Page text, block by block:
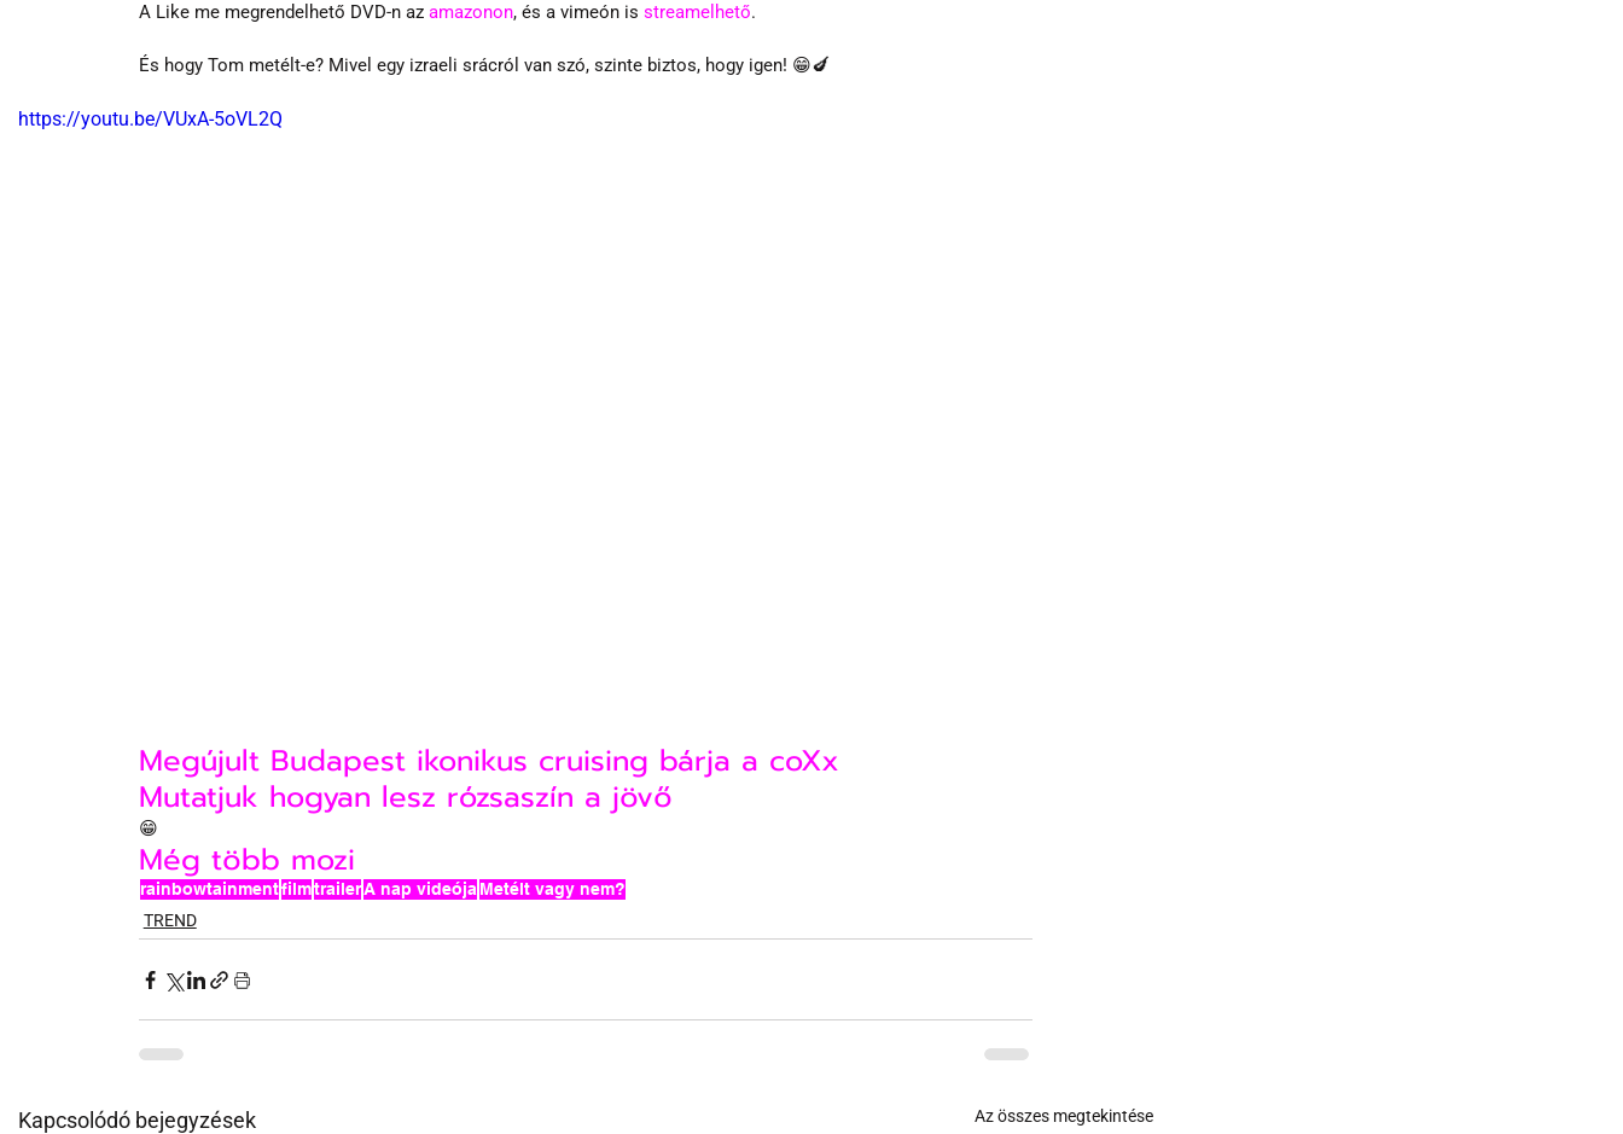
A Like me megrendelhető DVD-n az amazonon, és a vimeón is streamelhető.
És hogy Tom metélt-e? Mivel egy izraeli srácról van szó, szinte biztos, hogy igen! 😁🍆
https://youtu.be/VUxA-5oVL2Q
Megújult Budapest ikonikus cruising bárja a coXx
Mutatjuk hogyan lesz rózsaszín a jövő
😁
Még több mozi
rainbowtainmentfilmtrailerA nap videója Metélt vagy nem?
TREND
Kapcsolódó bejegyzések Az összes megtekintése